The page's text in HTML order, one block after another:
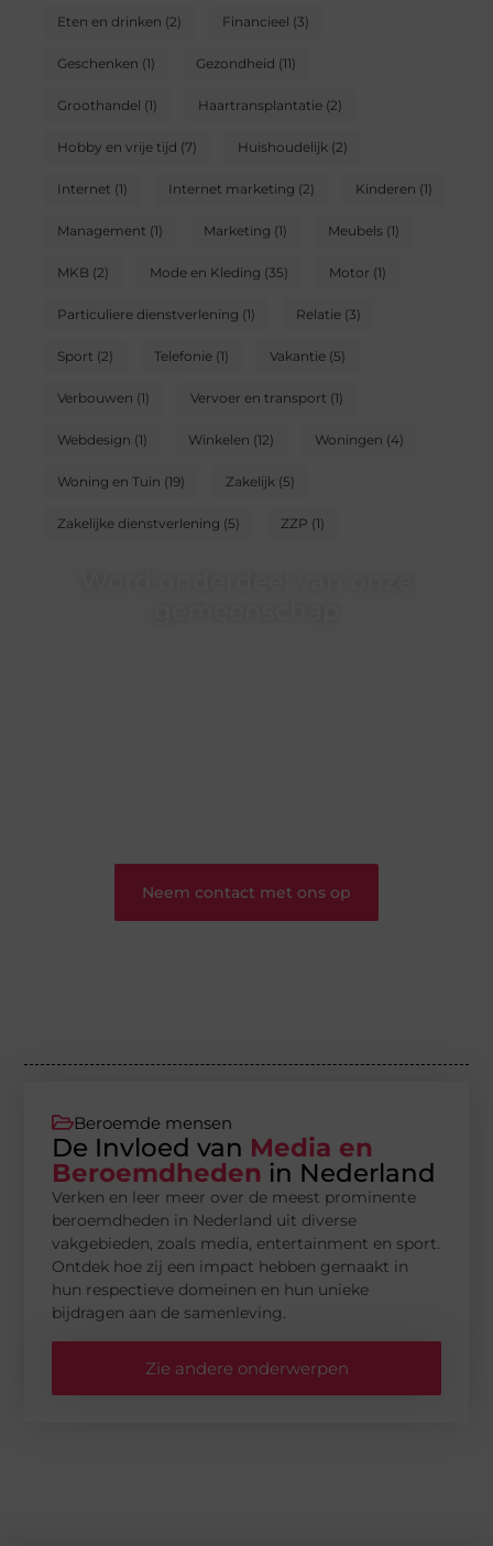
Eten en drinken (2) Financieel (3)
Geschenken (1) Gezondheid (11)
Groothandel (1) Haartransplantatie(2)
Hobby en vrije tijd (7) Huishoudelijk(2)
Internet (1) Internet marketing (2) Kinderen (1)
Management (1) Marketing (1) Meubels(1)
MKB (2) Mode en Kleding (35) Motor (1)
Particuliere dienstverlening (1) Relatie(3)
Sport (2) Telefonie(1) Vakantie(5)
Verbouwen (1) Vervoer en transport (1)
Webdesign (1) Winkelen (12) Woningen (4)
Woning en Tuin (19) Zakelijk(5)
Zakelijke dienstverlening (5) ZZP (1)
Neem contact met ons op
Beroemde mensen
De Invloed van Media en
Beroemdheden in Nederland
Verken en leer meer over de meest prominente
beroemdheden in Nederland uit diverse
vakgebieden, zoals media, entertainment en sport.
Ontdek hoe zij een impact hebben gemaakt in
hun respectieve domeinen en hun unieke
bijdragen aan de samenleving.
Zie andere onderwerpen